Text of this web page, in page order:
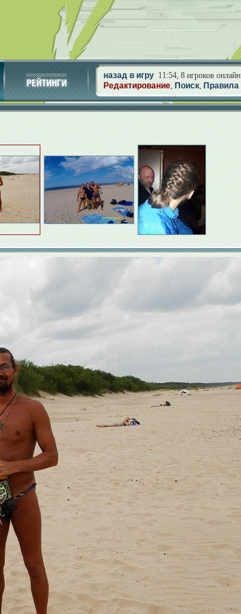
назад в игру 11:54, 8 игроков онлайн
Редактирование, Поиск, Правила